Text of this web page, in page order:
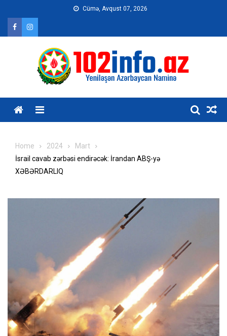
content
Cümə, Avqust 07, 2026
Home 2024
Mart
İsrail cavab zərbəsi endirəcək: İrandan ABŞ-yə
XƏBƏRDARLIQ